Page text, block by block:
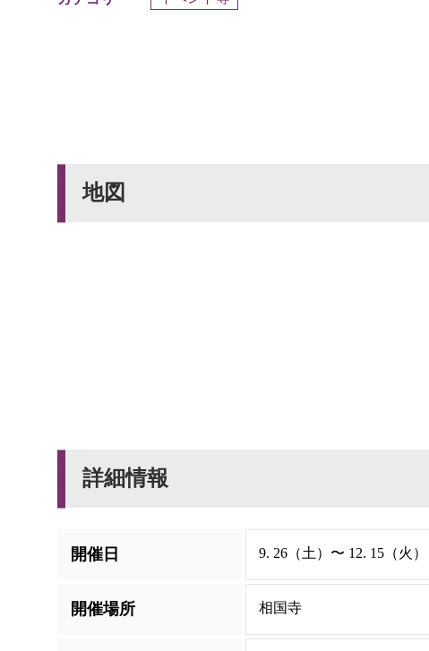
地図
詳細情報
開催日 9. 26（土）〜 12. 15（火）
開催場所 相国寺